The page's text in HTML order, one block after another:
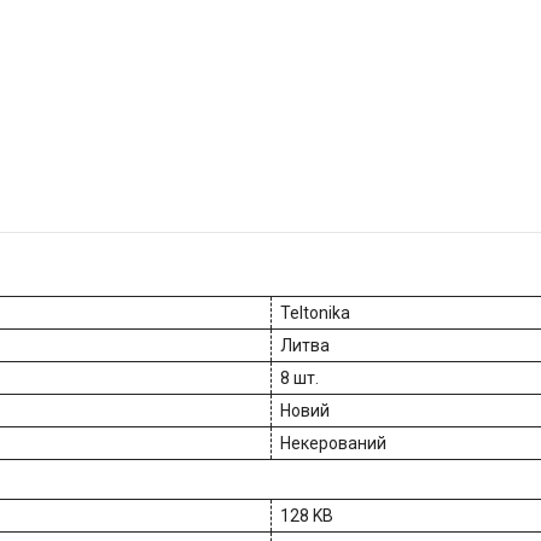
Teltonika
Литва
8 шт.
Новий
Некерований
128 KB